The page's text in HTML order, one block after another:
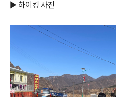
▶ 하이킹 사진